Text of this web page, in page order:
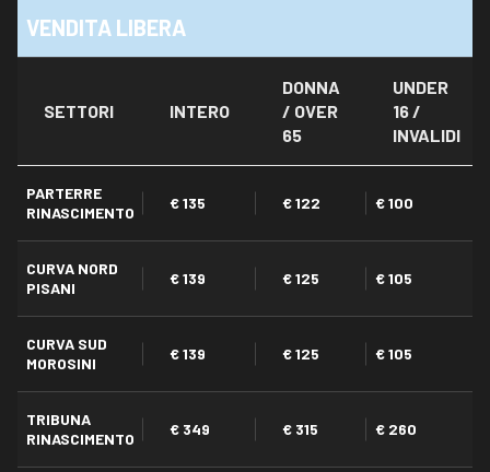
VENDITA LIBERA
SETTORI INTERO
DONNA
/ OVER
65
UNDER
16 /
INVALIDI
PARTERRE
RINASCIMENTO
€ 135 € 122 € 100
CURVA NORD
PISANI
€ 139 € 125 € 105
CURVA SUD
MOROSINI
€ 139 € 125 € 105
TRIBUNA
RINASCIMENTO
€ 349 € 315 € 260